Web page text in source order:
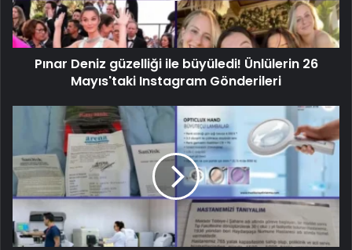
Pınar Deniz güzelliği ile büyüledi! Ünlülerin 26
Mayıs'taki Instagram Gönderileri